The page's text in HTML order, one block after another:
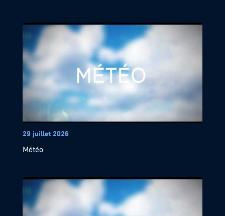
29 juillet 2026
Météo